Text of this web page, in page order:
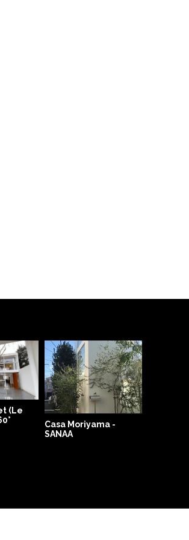
(Le
Casa Moriyama -
SANAA